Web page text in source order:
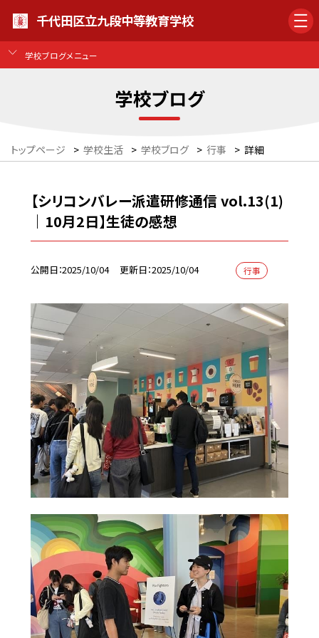
千代田区立九段中等教育学校
学校ブログメニュー
学校ブログ
トップページ > 学校生活 > 学校ブログ > 行事 > 詳細
【シリコンバレー派遣研修通信 vol.13(1)
｜10月2日】生徒の感想
公開日 2025/10/04 更新日 2025/10/04 行事